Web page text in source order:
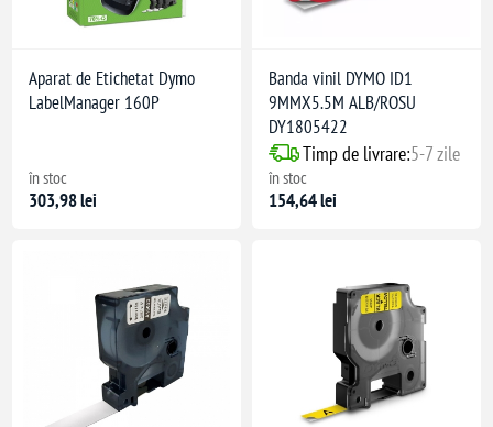
Aparat de Etichetat Dymo
LabelManager 160P
în stoc
303,98 lei
Banda vinil DYMO ID1
9MMX5.5M ALB/ROSU
DY1805422
Timp de livrare:5-7 zile
în stoc
154,64 lei